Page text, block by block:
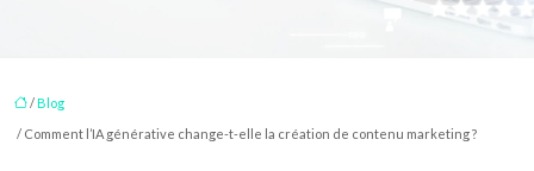
/Blog
/ Comment l’IA générative change-t-elle la création de contenu marketing ?